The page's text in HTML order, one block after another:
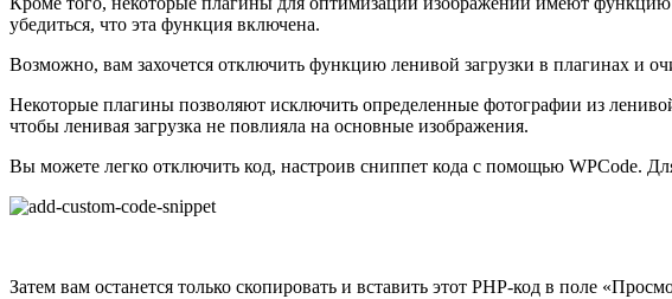
убедиться, что эта функция включена.
Возможно, вам захочется отключить функцию ленивой загрузки в плагинах и
Некоторые плагины позволяют исключить определенные фотографии из
чтобы ленивая загрузка не повлияла на основные изображения.
Вы можете легко отключить код, настроив сниппет кода с помощью WPCode.
Затем вам останется только скопировать и вставить этот PHP-код в поле